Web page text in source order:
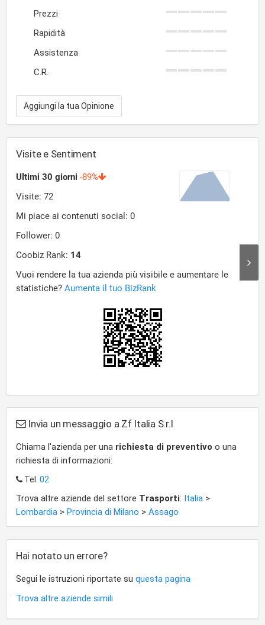
Prezzi
Rapidità
Assistenza
C.R.
Aggiungi la tua Opinione
Visite e Sentiment
Invia un messaggio a Zf Italia S.r.l
Chiama l'azienda per una richiesta di preventivo o una
richiesta di informazioni:
Tel. 02
Trova altre aziende del settore Trasporti: Italia >
Lombardia > Provincia di Milano > Assago
Hai notato un errore?
Segui le istruzioni riportate su questa pagina
Trova altre aziende simili